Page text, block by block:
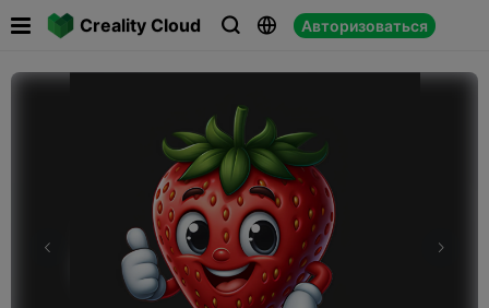
Creality Cloud   Авторизоваться
 